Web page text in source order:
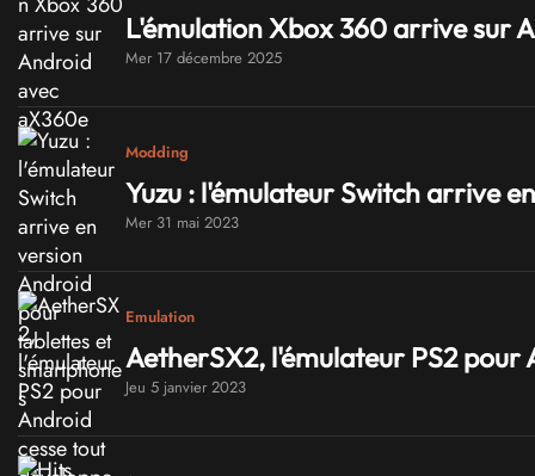
L'émulation Xbox 360 arrive sur
Mer 17 décembre 2025
Modding
Yuzu : l'émulateur Switch arrive
Mer 31 mai 2023
Emulation
AetherSX2, l'émulateur PS2
Jeu 5 janvier 2023